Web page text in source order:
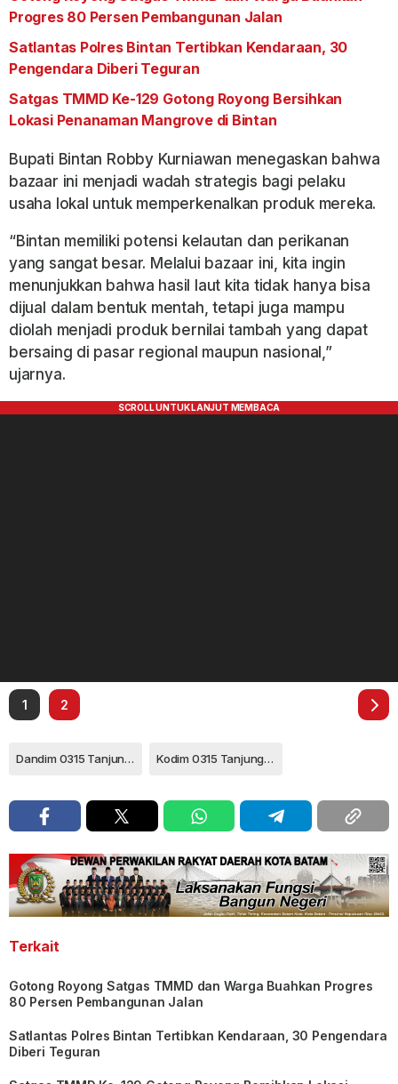
Progres 80 Persen Pembangunan Jalan
Satlantas Polres Bintan Tertibkan Kendaraan, 30
Pengendara Diberi Teguran
Satgas TMMD Ke-129 Gotong Royong Bersihkan
Lokasi Penanaman Mangrove di Bintan
Bupati Bintan Robby Kurniawan menegaskan bahwa
bazaar ini menjadi wadah strategis bagi pelaku
usaha lokal untuk memperkenalkan produk mereka.
“Bintan memiliki potensi kelautan dan perikanan
yang sangat besar. Melalui bazaar ini, kita ingin
menunjukkan bahwa hasil laut kita tidak hanya bisa
dijual dalam bentuk mentah, tetapi juga mampu
diolah menjadi produk bernilai tambah yang dapat
bersaing di pasar regional maupun nasional,”
ujarnya.
1 2
Dandim 0315 Tanjungpinang Kodim 0315 Tanjungpinang
Terkait
Gotong Royong Satgas TMMD dan Warga Buahkan Progres
80 Persen Pembangunan Jalan
Satlantas Polres Bintan Tertibkan Kendaraan, 30 Pengendara
Diberi Teguran